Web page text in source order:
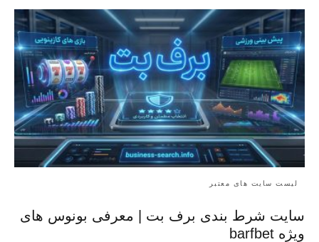
لیست سایت های معتبر
سایت شرط بندی برف بت | معرفی بونوس‌ های
ویژه barfbet